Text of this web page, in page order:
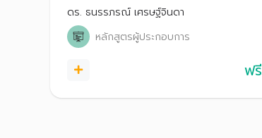
ของคำศัพท์ (Keywords) ที่ใช้ในกลุ่มสตาร์ท
อัพ
ดร. ธนรรภรณ์ เศรษฐ์จินดา
หลักสูตรผู้ประกอบการ
ฟรี